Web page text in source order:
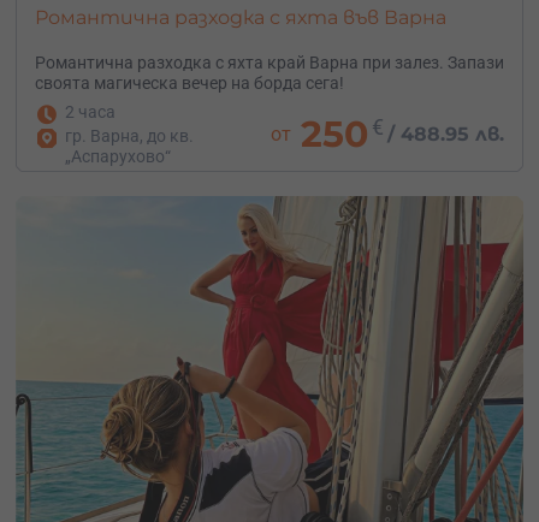
Романтична разходка с яхта във Варна
Романтична разходка с яхта край Варна при залез. Запази
своята магическа вечер на борда сега!
2 часа
гр. Варна, до кв.
„Аспарухово“
от 250 € /488.95 лв.